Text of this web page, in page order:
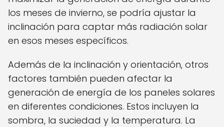
los meses de invierno, se podría ajustar la
inclinación para captar más radiación solar
en esos meses específicos.
Además de la inclinación y orientación, otros
factores también pueden afectar la
generación de energía de los paneles solares
en diferentes condiciones. Estos incluyen la
sombra, la suciedad y la temperatura. La